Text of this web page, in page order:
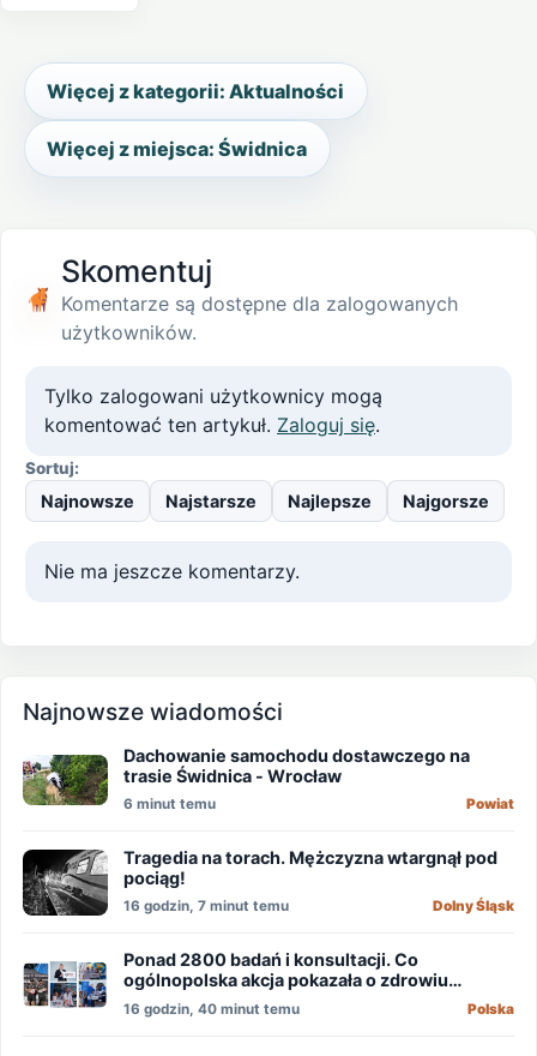
Więcej z kategorii: Aktualności
Więcej z miejsca: Świdnica
Skomentuj
Komentarze są dostępne dla zalogowanych
użytkowników.
Tylko zalogowani użytkownicy mogą
komentować ten artykuł. Zaloguj się.
Sortuj:
Najnowsze Najstarsze Najlepsze Najgorsze
Nie ma jeszcze komentarzy.
Najnowsze wiadomości
Dachowanie samochodu dostawczego na
trasie Świdnica - Wrocław
6 minut temu Powiat
Tragedia na torach. Mężczyzna wtargnął pod
pociąg!
16 godzin, 7 minut temu Dolny Śląsk
Ponad 2800 badań i konsultacji. Co
ogólnopolska akcja pokazała o zdrowiu
mężczyzn?
16 godzin, 40 minut temu Polska